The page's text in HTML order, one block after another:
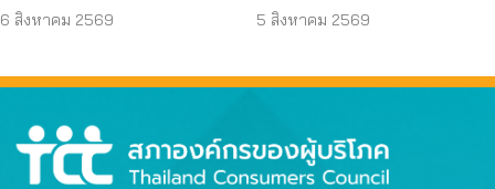
ปลอดภัย
6 สิงหาคม 2569
คุณสมบัติ ตามมติ
5 สิงหาคม 2569